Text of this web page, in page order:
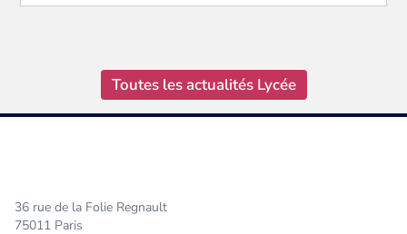
Toutes les actualités Lycée
36 rue de la Folie Regnault
75011 Paris